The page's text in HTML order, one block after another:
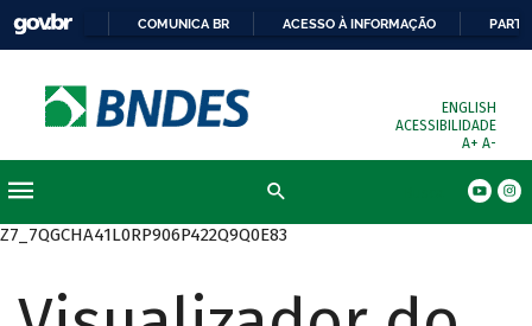
COMUNICA BR ACESSO À INFORMAÇÃO
ENGLISH
ACESSIBILIDADE
A+ A-
Z7_7QGCHA41L0RP906P422Q9Q0E83